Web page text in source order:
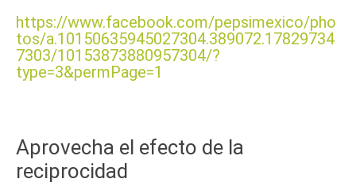
https://www.facebook.com/pepsimexico/pho
tos/a.10150635945027304.389072.17829734
7303/10153873880957304/?
type=3&permPage=1
Aprovecha el efecto de la
reciprocidad